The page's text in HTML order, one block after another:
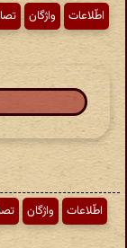
اطّلاعات واژگان
اطّلاعات واژگان